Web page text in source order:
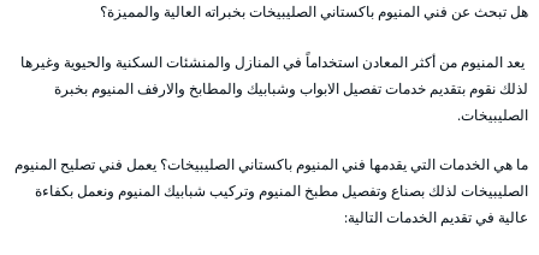
هل تبحث عن فني المنيوم باكستاني الصليبيخات بخبراته العالية والمميزة؟
يعد المنيوم من أكثر المعادن استخداماً في المنازل والمنشئات السكنية والحيوية وغيرها
لذلك نقوم بتقديم خدمات تفصيل الابواب وشبابيك والمطابخ والارفف المنيوم بخبرة
الصليبيخات.
ما هي الخدمات التي يقدمها فني المنيوم باكستاني الصليبيخات؟ يعمل فني تصليح المنيوم
الصليبيخات لذلك بصناع وتفصيل مطبخ المنيوم وتركيب شبابيك المنيوم ونعمل بكفاءة
عالية في تقديم الخدمات التالية: